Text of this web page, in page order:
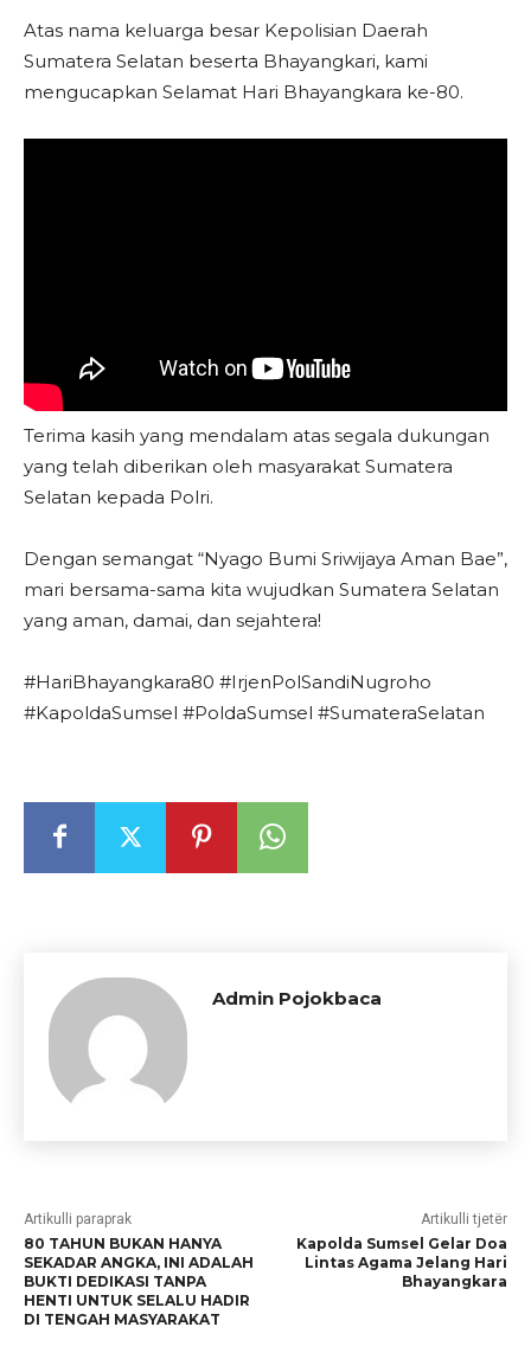
Atas nama keluarga besar Kepolisian Daerah
Sumatera Selatan beserta Bhayangkari, kami
mengucapkan Selamat Hari Bhayangkara ke-80.
Terima kasih yang mendalam atas segala dukungan
yang telah diberikan oleh masyarakat Sumatera
Selatan kepada Polri.
Dengan semangat “Nyago Bumi Sriwijaya Aman Bae”,
mari bersama-sama kita wujudkan Sumatera Selatan
yang aman, damai, dan sejahtera!
#HariBhayangkara80 #IrjenPolSandiNugroho
#KapoldaSumsel #PoldaSumsel #SumateraSelatan
Admin Pojokbaca
Artikulli paraprak
80 TAHUN BUKAN HANYA
SEKADAR ANGKA, INI ADALAH
BUKTI DEDIKASI TANPA
HENTI UNTUK SELALU HADIR
DI TENGAH MASYARAKAT
Artikulli tjetër
Kapolda Sumsel Gelar Doa
Lintas Agama Jelang Hari
Bhayangkara